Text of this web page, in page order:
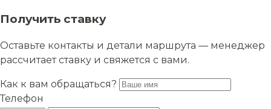
Получить ставку
Оставьте контакты и детали маршрута — менеджер
рассчитает ставку и свяжется с вами.
Как к вам обращаться?
Телефон